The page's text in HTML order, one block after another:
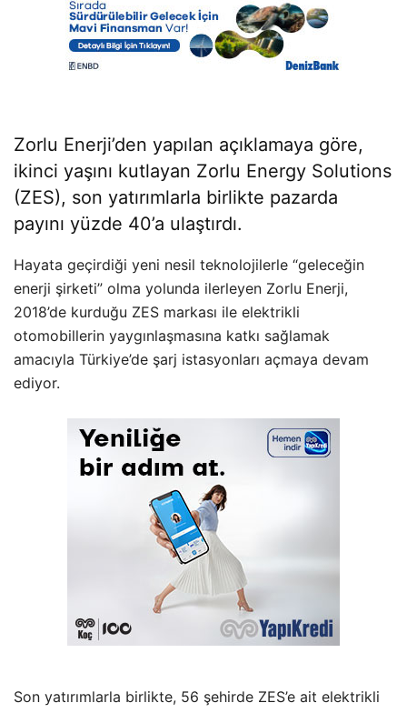
Zorlu Enerji’den yapılan açıklamaya göre,
ikinci yaşını kutlayan Zorlu Energy Solutions
(ZES), son yatırımlarla birlikte pazarda
payını yüzde 40’a ulaştırdı.
Hayata geçirdiği yeni nesil teknolojilerle “geleceğin
enerji şirketi” olma yolunda ilerleyen Zorlu Enerji,
2018’de kurduğu ZES markası ile elektrikli
otomobillerin yaygınlaşmasına katkı sağlamak
amacıyla Türkiye’de şarj istasyonları açmaya devam
ediyor.
Son yatırımlarla birlikte, 56 şehirde ZES’e ait elektrikli